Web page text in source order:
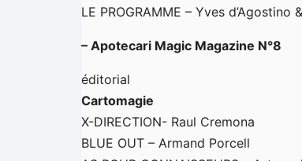
LE PROGRAMME – Yves d’Agostino
– Apotecari Magic Magazine N°8
éditorial
Cartomagie
X-DIRECTION- Raul Cremona
BLUE OUT – Armand Porcell